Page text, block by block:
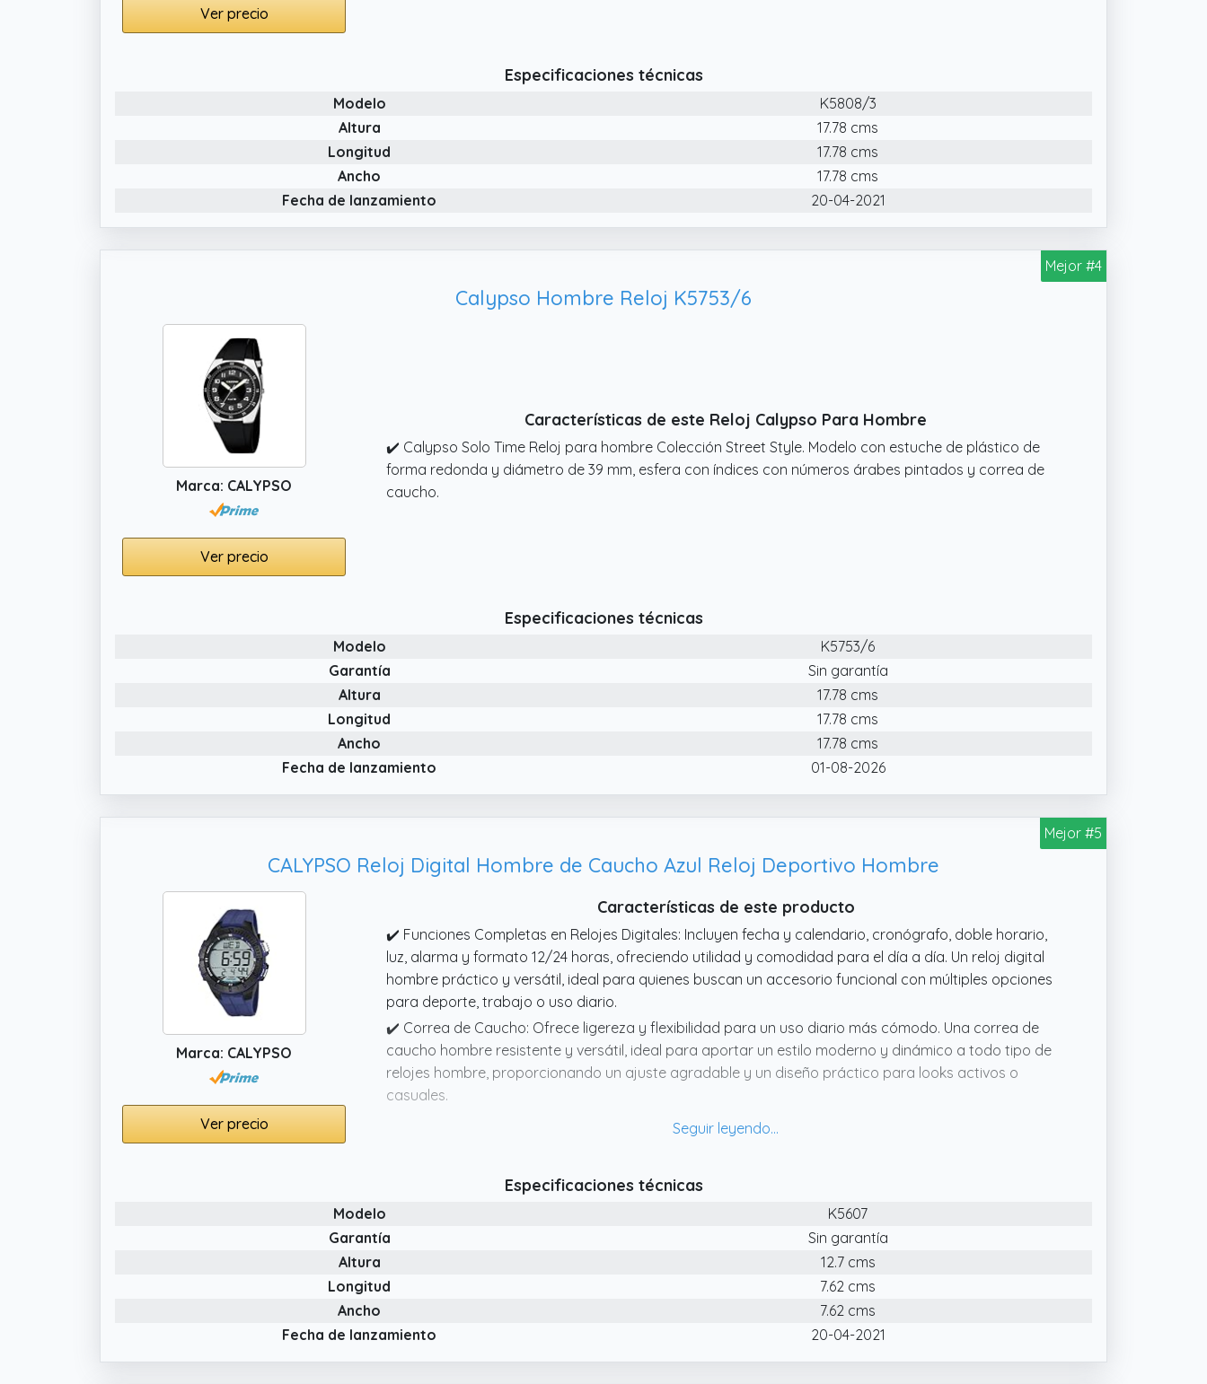
Ver precio
Especificaciones técnicas
Modelo
K5808/3
Altura
17.78 cms
Longitud
17.78 cms
Ancho
17.78 cms
Fecha de lanzamiento
20-04-2021
Mejor #4
Calypso Hombre Reloj K5753/6
Marca: CALYPSO
Ver precio
Características de este Reloj Calypso Para Hombre
✔️ Calypso Solo Time Reloj para hombre Colección Street Style. Modelo con estuche de plástico de
forma redonda y diámetro de 39 mm, esfera con índices con números árabes pintados y correa de
caucho.
Especificaciones técnicas
Modelo
K5753/6
Garantía
Sin garantía
Altura
17.78 cms
Longitud
17.78 cms
Ancho
17.78 cms
Fecha de lanzamiento
01-08-2026
Mejor #5
CALYPSO Reloj Digital Hombre de Caucho Azul Reloj Deportivo Hombre
Marca: CALYPSO
Ver precio
Características de este producto
✔️ Funciones Completas en Relojes Digitales: Incluyen fecha y calendario, cronógrafo, doble horario,
luz, alarma y formato 12/24 horas, ofreciendo utilidad y comodidad para el día a día. Un reloj digital
hombre práctico y versátil, ideal para quienes buscan un accesorio funcional con múltiples opciones
para deporte, trabajo o uso diario.
✔️ Correa de Caucho: Ofrece ligereza y flexibilidad para un uso diario más cómodo. Una correa de
caucho hombre resistente y versátil, ideal para aportar un estilo moderno y dinámico a todo tipo de
relojes hombre, proporcionando un ajuste agradable y un diseño práctico para looks activos o
casuales.
✔️ Reloj Digital, funcionalidad avanzada: Diseño contemporáneo que ofrece lectura inmediata y
✔️ CALYPSO: Modernos y diseñados para una vida digital, los relojes Calypso son atrevidos, juveniles y
deportivos. Destacan por su estilo actual, su fiabilidad y una excelente relación calidadprecio,
convirtiéndose en la opción perfecta para quienes buscan un reloj práctico y con personalidad.
✔️ Reloj Digital Hombre: Estilo moderno y práctico, perfecto para quienes buscan un reloj digital fácil
de usar, ideal para deporte, trabajo o uso diario. Un reloj deportivo hombre versátil y resistente,
pensado para quienes necesitan funcionalidad, precisión y un reloj hombre digital fiable en cualquier
momento.
Especificaciones técnicas
Modelo
K5607
Garantía
Sin garantía
Altura
12.7 cms
Longitud
7.62 cms
Ancho
7.62 cms
Fecha de lanzamiento
20-04-2021